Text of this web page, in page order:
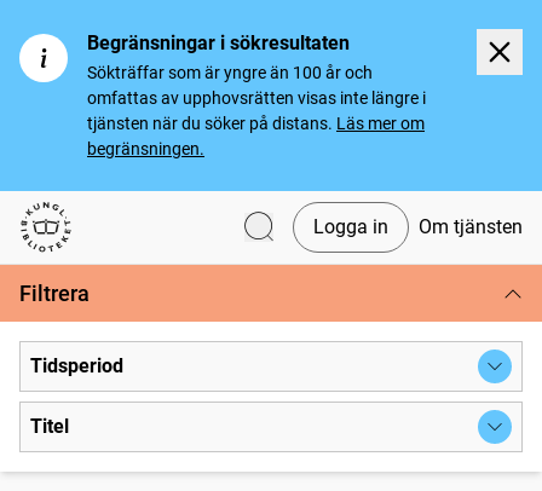
Begränsningar i sökresultaten
Sökträffar som är yngre än 100 år och
omfattas av upphovsrätten visas inte längre i
tjänsten när du söker på distans. Läs mer om
begränsningen.
Svenska tidningar
Logga in Om tjänsten
Filtrera
Tidsperiod
Titel